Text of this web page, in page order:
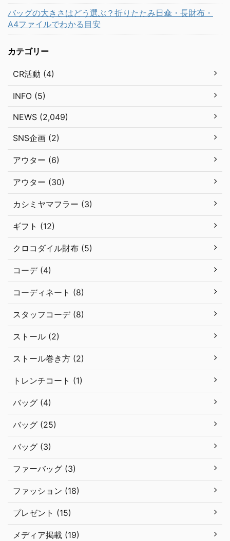
バッグの大きさはどう選ぶ？折りたたみ日傘・長財布・
A4ファイルでわかる目安
カテゴリー
CR活動 (4)
INFO (5)
NEWS (2,049)
SNS企画 (2)
アウター (6)
アウター (30)
カシミヤマフラー (3)
ギフト (12)
クロコダイル財布 (5)
コーデ (4)
コーディネート (8)
スタッフコーデ (8)
ストール (2)
ストール巻き方 (2)
トレンチコート (1)
バッグ (4)
バッグ (25)
バッグ (3)
ファーバッグ (3)
ファッション (18)
プレゼント (15)
メディア掲載 (19)